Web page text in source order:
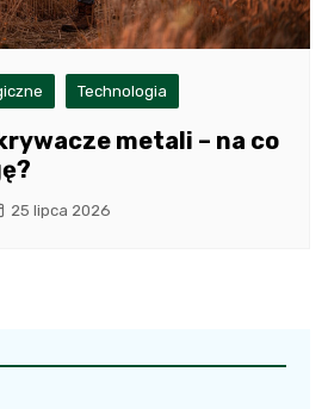
Technologia
metali – na co
25 lipca 2026